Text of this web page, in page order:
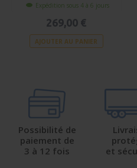
Expédition sous 4 à 6 jours
269,00 €
AJOUTER AU PANIER
Possibilité de
paiement de
3 à 12 fois
et